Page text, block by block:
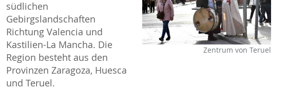
Zentrum von Teruel
südlichen
Gebirgslandschaften
Richtung Valencia und
Kastilien-La Mancha. Die
Region besteht aus den
Provinzen Zaragoza, Huesca
und Teruel.